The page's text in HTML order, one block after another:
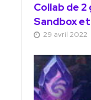
Collab de
Sandbox
29 avril 2022